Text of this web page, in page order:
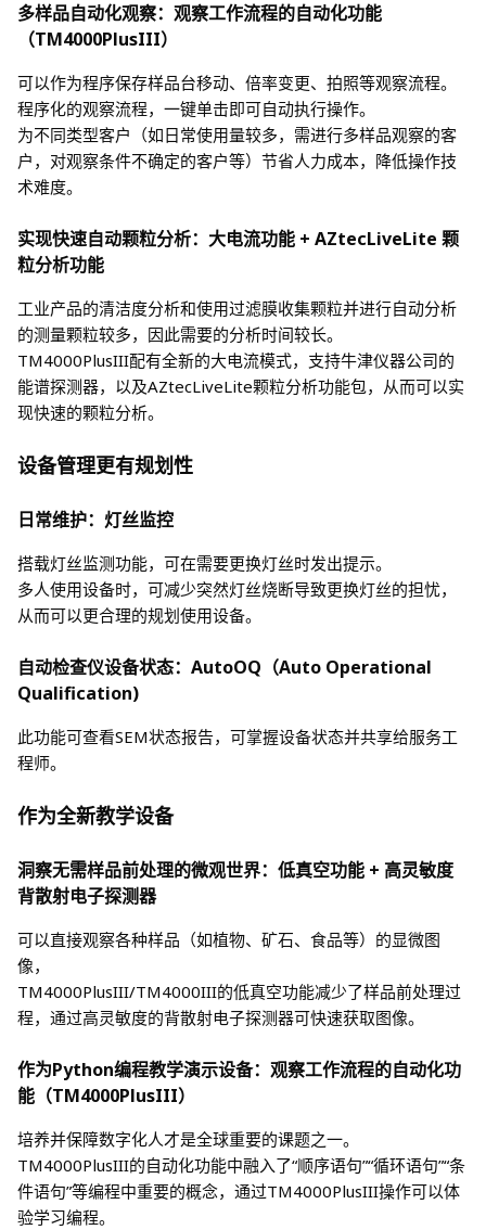
多样品自动化观察：观察工作流程的自动化功能
（TM4000PlusIII）
可以作为程序保存样品台移动、倍率变更、拍照等观察流程。
程序化的观察流程，一键单击即可自动执行操作。
为不同类型客户（如日常使用量较多，需进行多样品观察的客
户，对观察条件不确定的客户等）节省人力成本，降低操作技
术难度。
实现快速自动颗粒分析：大电流功能 + AZtecLiveLite 颗
粒分析功能
工业产品的清洁度分析和使用过滤膜收集颗粒并进行自动分析
的测量颗粒较多，因此需要的分析时间较长。
TM4000PlusIII配有全新的大电流模式，支持牛津仪器公司的
能谱探测器，以及AZtecLiveLite颗粒分析功能包，从而可以实
现快速的颗粒分析。
设备管理更有规划性
日常维护：灯丝监控
搭载灯丝监测功能，可在需要更换灯丝时发出提示。
多人使用设备时，可减少突然灯丝烧断导致更换灯丝的担忧，
从而可以更合理的规划使用设备。
自动检查仪设备状态：AutoOQ（Auto Operational
Qualification)
此功能可查看SEM状态报告，可掌握设备状态并共享给服务工
程师。
作为全新教学设备
洞察无需样品前处理的微观世界：低真空功能 + 高灵敏度
背散射电子探测器
可以直接观察各种样品（如植物、矿石、食品等）的显微图
像，
TM4000PlusIII/TM4000III的低真空功能减少了样品前处理过
程，通过高灵敏度的背散射电子探测器可快速获取图像。
作为Python编程教学演示设备：观察工作流程的自动化功
能（TM4000PlusIII）
培养并保障数字化人才是全球重要的课题之一。
TM4000PlusIII的自动化功能中融入了“顺序语句”“循环语句”“条
件语句”等编程中重要的概念，通过TM4000PlusIII操作可以体
验学习编程。